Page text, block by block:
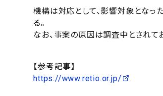
機構は対応として、影響対象となっ
る。
なお、事案の原因は調査中とされて
【参考記事】
https://www.retio.or.jp/